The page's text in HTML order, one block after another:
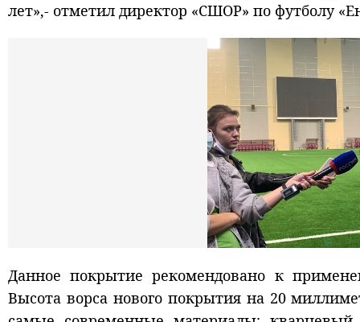
лет»,- отметил директор «СШОР» по футболу
Данное покрытие рекомендовано к
Высота ворса нового покрытия на 20